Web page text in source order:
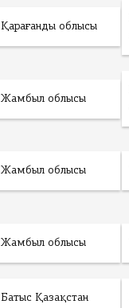
Қарағанды облысы
Жамбыл облысы
Жамбыл облысы
Жамбыл облысы
Батыс Қазақстан